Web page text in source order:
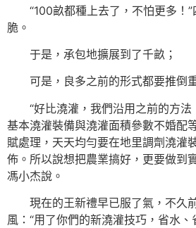
“100畝都種上去了，不怕更多！
脆。
于是，承包地擴展到了千畝；
可是，良多之前的形式都要推倒
“好比澆灌，我們沿用之前的方法
基本澆灌裝備與澆灌面積參數不婚配
賦處理，天天均勻要在地里調劑澆灌
佈。所以說想把農業搞好，更要做到
馮小杰說。
現在的王新禮早已服了氣，不久
風：“用了你們的新澆灌技巧，省水